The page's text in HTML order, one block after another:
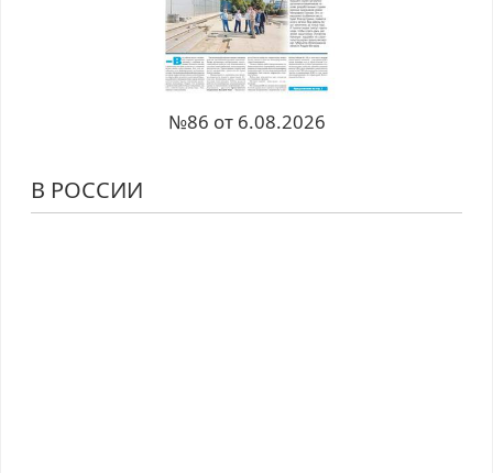
№86 от 6.08.2026
В РОССИИ